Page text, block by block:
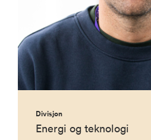
Divisjon
Energi og teknologi